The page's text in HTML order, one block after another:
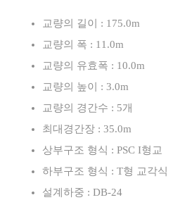
교량의 길이 : 175.0m
교량의 폭 : 11.0m
교량의 유효폭 : 10.0m
교량의 높이 : 3.0m
교량의 경간수 : 5개
최대경간장 : 35.0m
상부구조 형식 : PSC I형교
하부구조 형식 : T형 교각식
설계하중 : DB-24